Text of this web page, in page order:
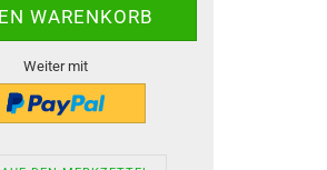
Weiter mit